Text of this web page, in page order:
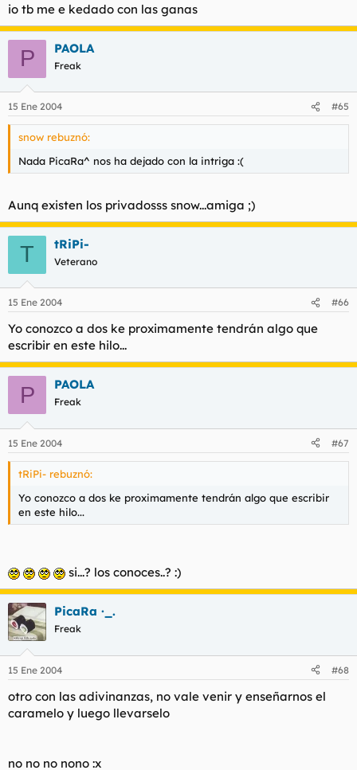
io tb me e kedado con las ganas
P PAOLA
Freak
15 Ene 2004 #65
snow rebuznó:
Nada PicaRa^ nos ha dejado con la intriga :(
Aunq existen los privadosss snow...amiga ;)
T tRiPi-
Veterano
15 Ene 2004 #66
Yo conozco a dos ke proximamente tendrán algo que
escribir en este hilo...
P PAOLA
Freak
15 Ene 2004 #67
tRiPi- rebuznó:
Yo conozco a dos ke proximamente tendrán algo que escribir
en este hilo...
si...? los conoces..? :)
PicaRa ·_.
Freak
15 Ene 2004 #68
otro con las adivinanzas, no vale venir y enseñarnos el
caramelo y luego llevarselo
no no no nono :x